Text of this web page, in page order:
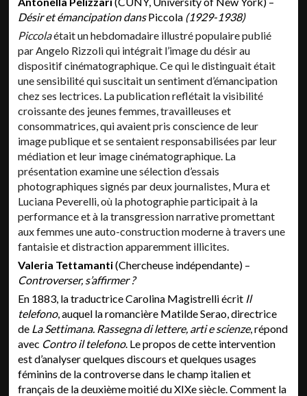
Désir et émancipation dansPiccola (1929-1938)
Piccolaétait un hebdomadaire illustré populaire publié
par Angelo Rizzoli qui intégrait l’image du désir au
dispositif cinématographique. Ce qui le distinguait était
une sensibilité qui suscitait un sentiment d’émancipation
chez ses lectrices. La publication reflétait la visibilité
croissante des jeunes femmes, travailleuses et
consommatrices, qui avaient pris conscience de leur
image publique et se sentaient responsabilisées par leur
médiation et leur image cinématographique. La
présentation examine une sélection d’essais
photographiques signés par deux journalistes, Mura et
Luciana Peverelli, où la photographie participait à la
performance et à la transgression narrative promettant
aux femmes une auto-construction moderne à travers une
fantaisie et distraction apparemment illicites.
Valeria Tettamanti(Chercheuse indépendante) –
Controverser, s’affirmer ?
En 1883, la traductrice Carolina Magistrelli écrit Il
telefono, auquel la romancière Matilde Serao, directrice
de La Settimana. Rassegna di lettere, arti e scienze, répond
avec Contro il telefono. Le propos de cette intervention
est d’analyser quelques discours et quelques usages
féminins de la controverse dans le champ italien et
français de la deuxième moitié du XIXe siècle. Comment la